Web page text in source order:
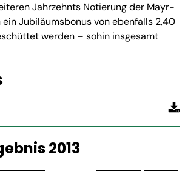
Jahrzehnts Notierung der Mayr-
ein Jubiläumsbonus von ebenfalls 2,40
werden – sohin insgesamt
2013